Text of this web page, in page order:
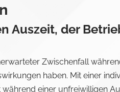
Auszeit, der
Zwischenfall
haben. Mit einer
einer unfreiwilligen